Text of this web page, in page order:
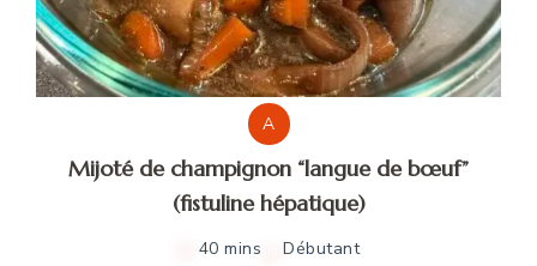
A
Mijoté de champignon “langue de bœuf”
(fistuline hépatique)
40 mins Débutant